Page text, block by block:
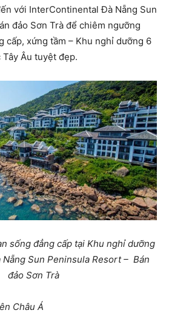
với InterContinental Đà Nẵng Sun
đảo Sơn Trà để chiêm ngưỡng
cấp, xứng tầm – Khu nghỉ dưỡng 6
Âu tuyệt đẹp.
sống đẳng cấp tại Khu nghỉ dưỡng
Sun Peninsula Resort – Bán
đảo Sơn Trà
Châu Á